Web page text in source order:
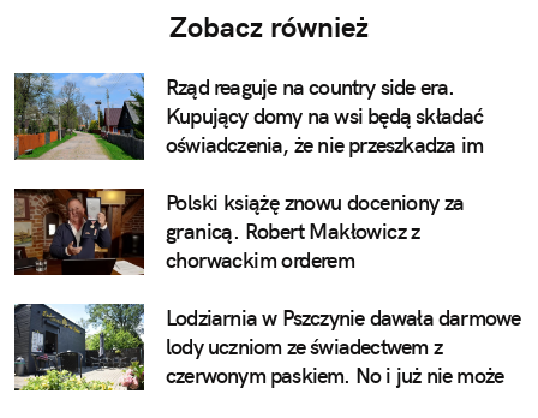
Zobacz również
Rząd reaguje na country side era.
Kupujący domy na wsi będą składać
oświadczenia, że nie przeszkadza im
Polski książę znowu doceniony za
granicą. Robert Makłowicz z
chorwackim orderem
Lodziarnia w Pszczynie dawała darmowe
lody uczniom ze świadectwem z
czerwonym paskiem. No i już nie może